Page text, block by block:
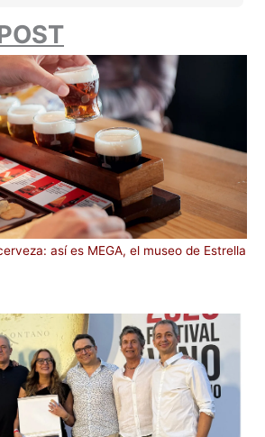
así es MEGA, el museo de Estrella